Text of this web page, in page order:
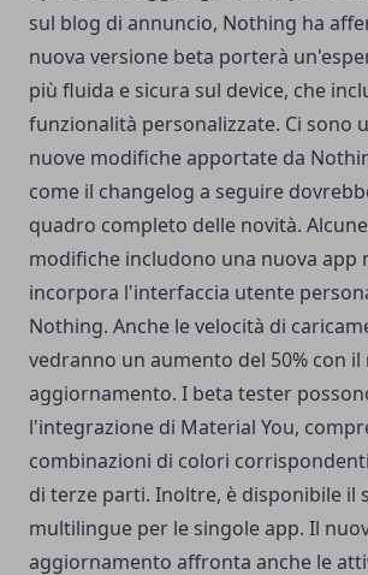
sul blog di annuncio, Nothing ha
nuova versione beta porterà
più fluida e sicura sul device, che
funzionalità personalizzate. Ci sono
nuove modifiche apportate da
come il changelog a seguire
quadro completo delle novità.
modifiche includono una nuova app
incorpora l'interfaccia utente
Nothing. Anche le velocità di
vedranno un aumento del 50% con il
aggiornamento. I beta tester
l'integrazione di Material You,
combinazioni di colori
di terze parti. Inoltre, è disponibile il
multilingue per le singole app. Il
aggiornamento affronta anche le